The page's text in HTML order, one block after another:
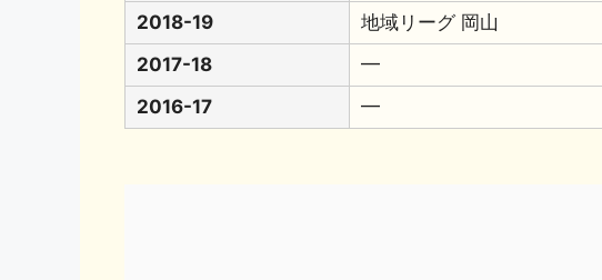
2018-19
地域リーグ 岡山
2017-18
━
2016-17
━